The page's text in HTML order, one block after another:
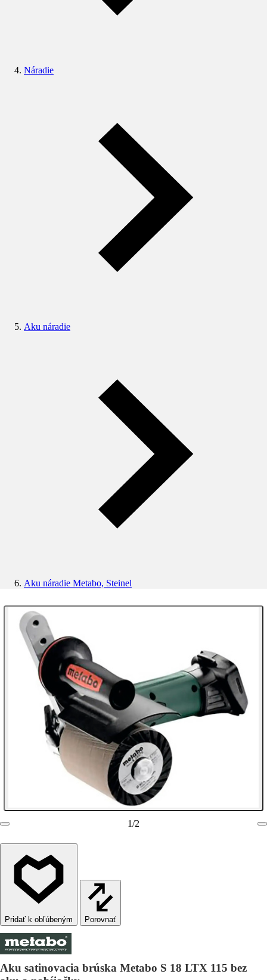
Náradie
Aku náradie
Aku náradie Metabo, Steinel
1/2
Porovnať
Aku satinovacia brúska Metabo S 18 LTX 115 bez